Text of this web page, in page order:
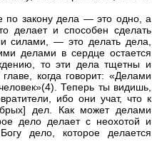
по закону дела — это одно, а
делает и способен сделать
силами, — это делать дела,
делами в сердце остается
то эти дела тщетны и
когда говорит: «Делами
Теперь ты видишь,
ибо они учат, что к
дел. Как может делами
дело делает с неохотой и
дело, которое делается